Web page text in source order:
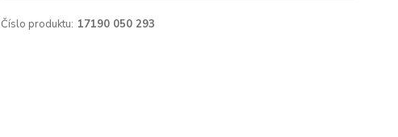
Číslo produktu: 17190 050 293